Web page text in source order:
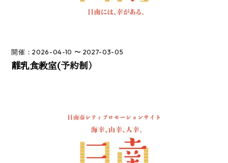
開催：2026-04-10 〜 2027-03-05
離乳食教室(予約制）